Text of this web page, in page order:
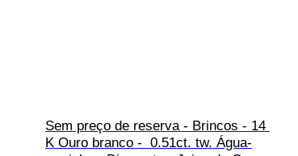
Sem preço de reserva - Brincos - 14
K Ouro branco -  0.51ct. tw. Água-